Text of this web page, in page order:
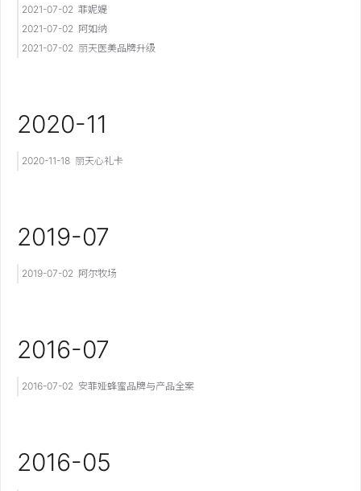
2021-07-02 菲妮媞
2021-07-02 阿如纳
2021-07-02 丽天医美品牌升级
2020-11
2020-11-18 丽天心礼卡
2019-07
2019-07-02 阿尔牧场
2016-07
2016-07-02 安菲娅蜂蜜品牌与产品全案
2016-05